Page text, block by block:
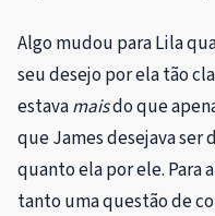
Algo mudou para Lila
seu desejo por ela tão
estavamaisdo que
que James desejava ser
quanto ela por ele. Para
tanto uma questão de